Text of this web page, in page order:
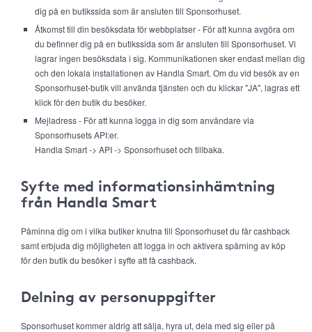
dig på en butikssida som är ansluten till Sponsorhuset.
Åtkomst till din besöksdata för webbplatser - För att kunna avgöra om
du befinner dig på en butikssida som är ansluten till Sponsorhuset. Vi
lagrar ingen besöksdata i sig. Kommunikationen sker endast mellan dig
och den lokala installationen av Handla Smart. Om du vid besök av en
Sponsorhuset-butik vill använda tjänsten och du klickar "JA", lagras ett
klick för den butik du besöker.
Mejladress - För att kunna logga in dig som användare via
Sponsorhusets API:er.
Handla Smart -> API -> Sponsorhuset och tillbaka.
Syfte med informationsinhämtning
från Handla Smart
Påminna dig om i vilka butiker knutna till Sponsorhuset du får cashback
samt erbjuda dig möjligheten att logga in och aktivera spårning av köp
för den butik du besöker i syfte att få cashback.
Delning av personuppgifter
Sponsorhuset kommer aldrig att sälja, hyra ut, dela med sig eller på